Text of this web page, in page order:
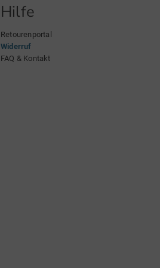
Hilfe
Retourenportal
Widerruf
FAQ & Kontakt